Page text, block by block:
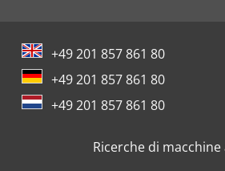
Dr. Boy
Durwen
+49 201 857 861 80
+49 201 857 861 80
+49 201 857 861 80
Ricerche di